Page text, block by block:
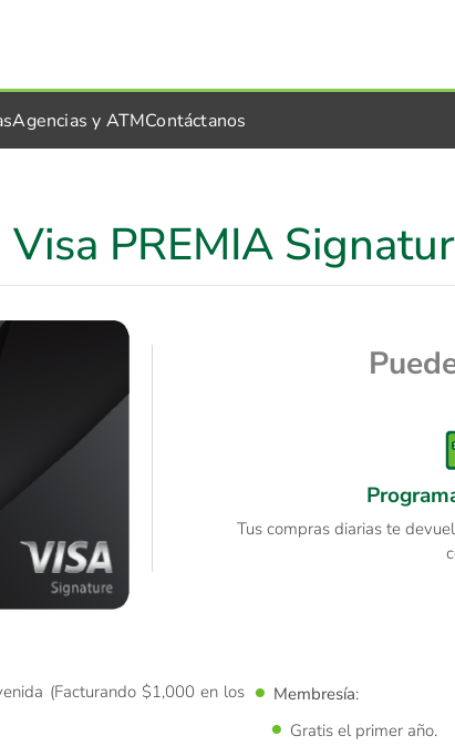
Agencias y ATMContáctanos
Visa PREMIA
Tus compras diarias te
(Facturando $1,000 en los
Membresía:
Gratis el primer año.